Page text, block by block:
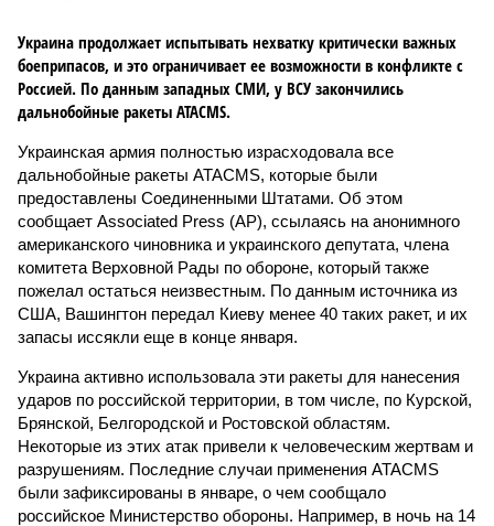
Украина продолжает испытывать нехватку критически важных
боеприпасов, и это ограничивает ее возможности в конфликте с
Россией. По данным западных СМИ, у ВСУ закончились
дальнобойные ракеты ATACMS.
Украинская армия полностью израсходовала все
дальнобойные ракеты ATACMS, которые были
предоставлены Соединенными Штатами. Об этом
сообщает Associated Press (AP), ссылаясь на анонимного
американского чиновника и украинского депутата, члена
комитета Верховной Рады по обороне, который также
пожелал остаться неизвестным. По данным источника из
США, Вашингтон передал Киеву менее 40 таких ракет, и их
запасы иссякли еще в конце января.
Украина активно использовала эти ракеты для нанесения
ударов по российской территории, в том числе, по Курской,
Брянской, Белгородской и Ростовской областям.
Некоторые из этих атак привели к человеческим жертвам и
разрушениям. Последние случаи применения ATACMS
были зафиксированы в январе, о чем сообщало
российское Министерство обороны. Например, в ночь на 14